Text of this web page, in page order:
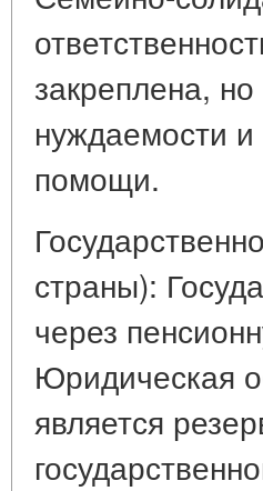
закреплена,
нуждаемости и
помощи.
страны):
через
Юридическая
является